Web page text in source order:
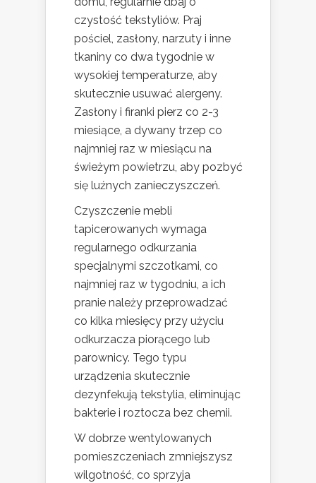
czystość tekstyliów. Praj
pościel, zasłony, narzuty i inne
tkaniny co dwa tygodnie w
wysokiej temperaturze, aby
skutecznie usuwać alergeny.
Zasłony i firanki pierz co 2-3
miesiące, a dywany trzep co
najmniej raz w miesiącu na
świeżym powietrzu, aby pozbyć
się luźnych zanieczyszczeń.
Czyszczenie mebli
tapicerowanych wymaga
regularnego odkurzania
specjalnymi szczotkami, co
najmniej raz w tygodniu, a ich
pranie należy przeprowadzać
co kilka miesięcy przy użyciu
odkurzacza piorącego lub
parownicy. Tego typu
urządzenia skutecznie
dezynfekują tekstylia, eliminując
bakterie i roztocza bez chemii.
W dobrze wentylowanych
pomieszczeniach zmniejszysz
wilgotność, co sprzyja